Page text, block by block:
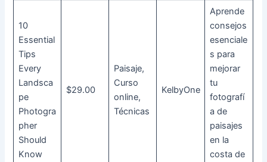
10
Essential
Tips
Every
Landsca
pe
Photogra
pher
Should
Know
$29.00
Paisaje,
Curso
online,
Técnicas
KelbyOne
Aprende
consejos
esenciale
s para
mejorar
tu
fotografí
a de
paisajes
en la
costa de